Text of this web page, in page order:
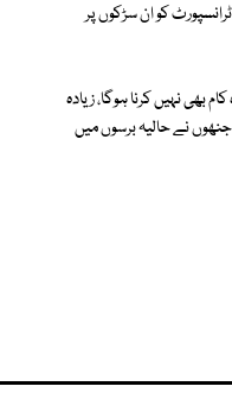
کو ان سڑکوں پر
بھی نہیں کرنا ہوگا، زیادہ
نے حالیہ برسوں میں